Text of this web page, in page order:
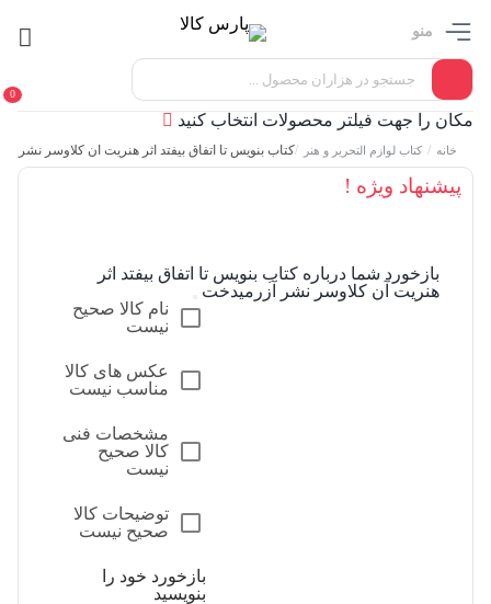
منو
0
مکان را جهت فیلتر محصولات انتخاب کنید
خانه / کتاب لوازم التحریر و هنر /کتاب بنویس تا اتفاق بیفتد اثر هنریت آن کلاوسر نشر
پیشنهاد ویژه !
بازخورد شما درباره کتاب بنویس تا اتفاق بیفتد اثر
هنریت آن کلاوسر نشر آزرمیدخت
نام کالا صحیح
نیست
عکس های کالا
مناسب نیست
مشخصات فنی
کالا صحیح
نیست
توضیحات کالا
صحیح نیست
بازخورد خود را
بنویسید